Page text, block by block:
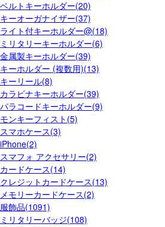
ベルトキーホルダー(20)
キーオーガナイザー(37)
ライト付キーホルダー@(18)
ミリタリーキーホルダー(6)
金属製キーホルダー(39)
キーホルダー (複数用)(13)
キーリール(8)
カラビナキーホルダー(39)
パラコードキーホルダー(9)
モンキーフィスト(5)
スマホケース(3)
iPhone(2)
スマフォ アクセサリー(2)
カードケース(14)
クレジットカードケース(13)
メモリーカードケース(2)
服飾品(1091)
ミリタリーバッジ(108)